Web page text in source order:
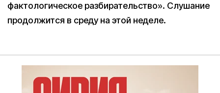
фактологическое разбирательство». Слушание
продолжится в среду на этой неделе.